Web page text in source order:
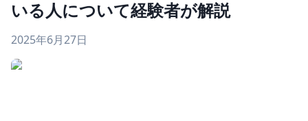
いる人について経験者が解説
2025年6月27日